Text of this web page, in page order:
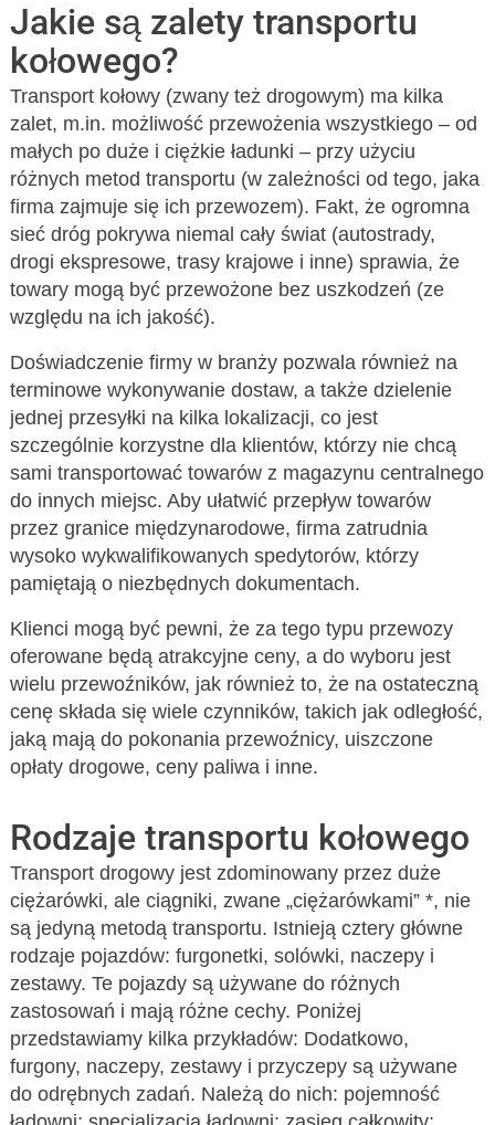
Jakie są zalety transportu
kołowego?
Transport kołowy (zwany też drogowym) ma kilka
zalet, m.in. możliwość przewożenia wszystkiego – od
małych po duże i ciężkie ładunki – przy użyciu
różnych metod transportu (w zależności od tego, jaka
firma zajmuje się ich przewozem). Fakt, że ogromna
sieć dróg pokrywa niemal cały świat (autostrady,
drogi ekspresowe, trasy krajowe i inne) sprawia, że
towary mogą być przewożone bez uszkodzeń (ze
względu na ich jakość).
Doświadczenie firmy w branży pozwala również na
terminowe wykonywanie dostaw, a także dzielenie
jednej przesyłki na kilka lokalizacji, co jest
szczególnie korzystne dla klientów, którzy nie chcą
sami transportować towarów z magazynu centralnego
do innych miejsc. Aby ułatwić przepływ towarów
przez granice międzynarodowe, firma zatrudnia
wysoko wykwalifikowanych spedytorów, którzy
pamiętają o niezbędnych dokumentach.
Klienci mogą być pewni, że za tego typu przewozy
oferowane będą atrakcyjne ceny, a do wyboru jest
wielu przewoźników, jak również to, że na ostateczną
cenę składa się wiele czynników, takich jak odległość,
jaką mają do pokonania przewoźnicy, uiszczone
opłaty drogowe, ceny paliwa i inne.
Rodzaje transportu kołowego
Transport drogowy jest zdominowany przez duże
ciężarówki, ale ciągniki, zwane „ciężarówkami” *, nie
są jedyną metodą transportu. Istnieją cztery główne
rodzaje pojazdów: furgonetki, solówki, naczepy i
zestawy. Te pojazdy są używane do różnych
zastosowań i mają różne cechy. Poniżej
przedstawiamy kilka przykładów: Dodatkowo,
furgony, naczepy, zestawy i przyczepy są używane
do odrębnych zadań. Należą do nich: pojemność